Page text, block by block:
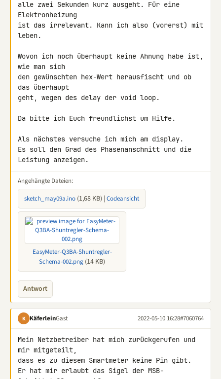
alle zwei Sekunden kurz ausgeht. Für eine
Elektronheizung
ist das irrelevant. Kann ich also (vorerst) mit
leben.
Wovon ich noch überhaupt keine Ahnung habe ist,
wie man sich
den gewünschten hex-Wert herausfischt und ob
das überhaupt
geht, wegen des delay der void loop.
Da bitte ich Euch freundlichst um Hilfe.
Als nächstes versuche ich mich am display.
Es soll den Grad des Phasenanschnitt und die
Leistung anzeigen.
Angehängte Dateien:
sketch_may09a.ino (1,68 KB) | Codeansicht
EasyMeter-Q3BA-Shuntregler-
Schema-002.png (14 KB)
Antwort
K KäferleinGast 2022-05-10 16:28#7060764
Mein Netzbetreiber hat mich zurückgerufen und
mir mitgeteilt,
dass es zu diesem Smartmeter keine Pin gibt.
Er hat mir erlaubt das Sigel der MSB-